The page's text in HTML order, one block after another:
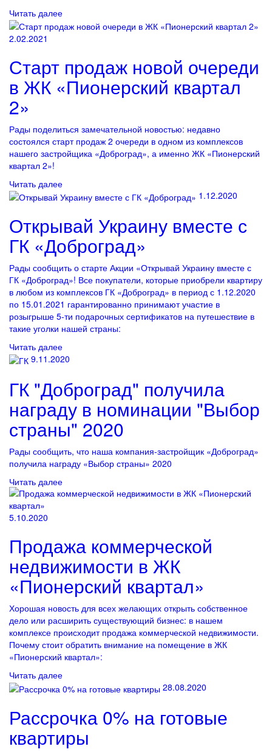
Читать далее
2.02.2021
Старт продаж новой очереди
в ЖК «Пионерский квартал
2»
Рады поделиться замечательной новостью: недавно
состоялся старт продаж 2 очереди в одном из комплексов
нашего застройщика «Доброград», а именно ЖК «Пионерский
квартал 2»!
Читать далее
1.12.2020
Открывай Украину вместе с
ГК «Доброград»
Рады сообщить о старте Акции «Открывай Украину вместе с
ГК «Доброград»! Все покупатели, которые приобрели квартиру
в любом из комплексов ГК «Доброград» в период с 1.12.2020
по 15.01.2021 гарантированно принимают участие в
розыгрыше 5-ти подарочных сертификатов на путешествие в
такие уголки нашей страны:
Читать далее
9.11.2020
ГК "Доброград" получила
награду в номинации "Выбор
страны" 2020
Рады сообщить, что наша компания-застройщик «Доброград»
получила награду «Выбор страны» 2020
Читать далее
5.10.2020
Продажа коммерческой
недвижимости в ЖК
«Пионерский квартал»
Хорошая новость для всех желающих открыть собственное
дело или расширить существующий бизнес: в нашем
комплексе происходит продажа коммерческой недвижимости.
Почему стоит обратить внимание на помещение в ЖК
«Пионерский квартал»:
Читать далее
28.08.2020
Рассрочка 0% на готовые
квартиры